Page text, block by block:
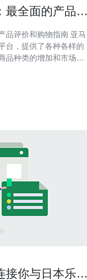
最全面的产品评
价和购物指南 亚马
台，提供了各种各样的
品种类的增加和市场的
亚马逊日本站测评群成
接你与日本乐天